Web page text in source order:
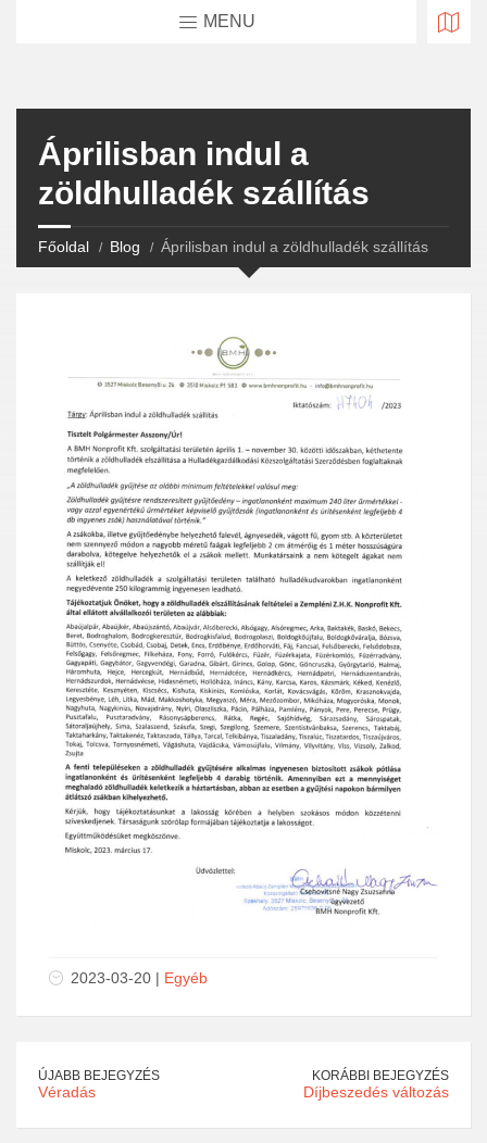
MENU
Áprilisban indul a
zöldhulladék szállítás
Főoldal Blog Áprilisban indul a zöldhulladék szállítás
2023-03-20 | Egyéb
ÚJABB BEJEGYZÉS
Véradás
KORÁBBI BEJEGYZÉS
Díjbeszedés változás